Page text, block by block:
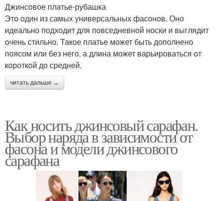
Джинсовое платье-рубашка
Это один из самых универсальных фасонов. Оно
идеально подходит для повседневной носки и выглядит
очень стильно. Такое платье может быть дополнено
поясом или без него, а длина может варьироваться от
короткой до средней.
читать дальше →
Как носить джинсовый сарафан.
Выбор наряда в зависимости от
фасона и модели джинсового
сарафана